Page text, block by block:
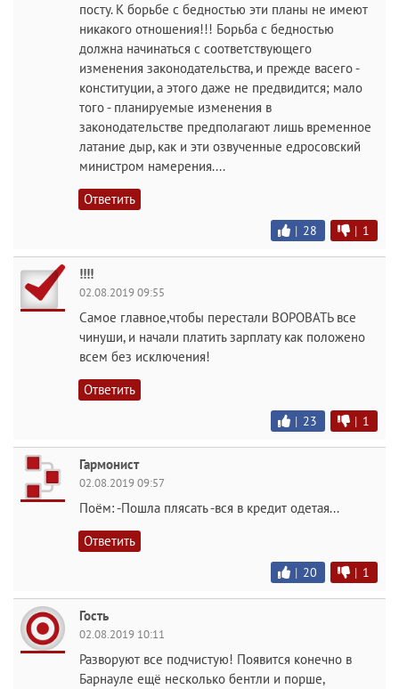
посту. К борьбе с бедностью эти планы не имеют
никакого отношения!!! Борьба с бедностью
должна начинаться с соответствующего
изменения законодательства, и прежде васего -
конституции, а этого даже не предвидится; мало
того - планируемые изменения в
законодательстве предполагают лишь временное
латание дыр, как и эти озвученные едросовский
министром намерения....
Ответить
| 28 | 1
!!!!
02.08.2019 09:55
Самое главное,чтобы перестали ВОРОВАТЬ все
чинуши, и начали платить зарплату как положено
всем без исключения!
Ответить
| 23 | 1
Гармонист
02.08.2019 09:57
Поём: -Пошла плясать -вся в кредит одетая...
Ответить
| 20 | 1
Гость
02.08.2019 10:11
Разворуют все подчистую! Появится конечно в
Барнауле ещё несколько бентли и порше,